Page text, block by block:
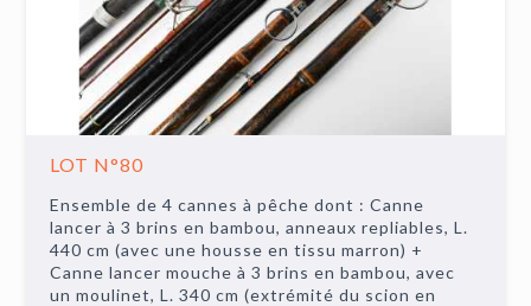
LOT N°80
Ensemble de 4 cannes à pêche dont : Canne
lancer à 3 brins en bambou, anneaux repliables, L.
440 cm (avec une housse en tissu marron) +
Canne lancer mouche à 3 brins en bambou, avec
un moulinet, L. 340 cm (extrémité du scion en